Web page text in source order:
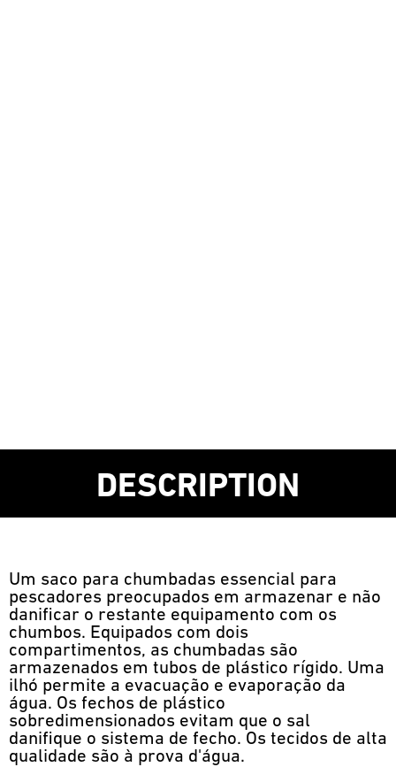
DESCRIPTION
Um saco para chumbadas essencial para
pescadores preocupados em armazenar e não
danificar o restante equipamento com os
chumbos. Equipados com dois
compartimentos, as chumbadas são
armazenados em tubos de plástico rígido. Uma
ilhó permite a evacuação e evaporação da
água. Os fechos de plástico
sobredimensionados evitam que o sal
danifique o sistema de fecho. Os tecidos de alta
qualidade são à prova d'água.